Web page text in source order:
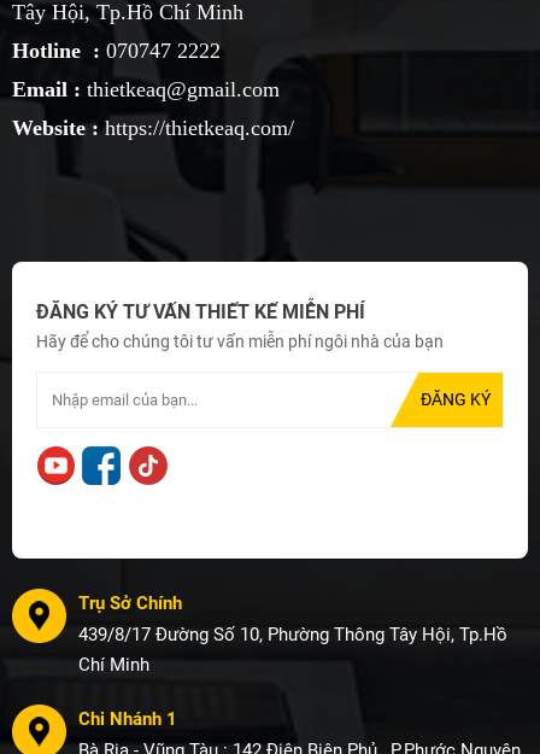
Tây Hội, Tp.Hồ Chí Minh
Hotline : 070747 2222
Email : thietkeaq@gmail.com
Website :https://thietkeaq.com/
ĐĂNG KÝ TƯ VẤN THIẾT KẾ MIỄN PHÍ
Hãy để cho chúng tôi tư vấn miễn phí ngôi nhà của bạn
Trụ Sở Chính
439/8/17 Đường Số 10, Phường Thông Tây Hội, Tp.Hồ
Chí Minh
Chi Nhánh 1